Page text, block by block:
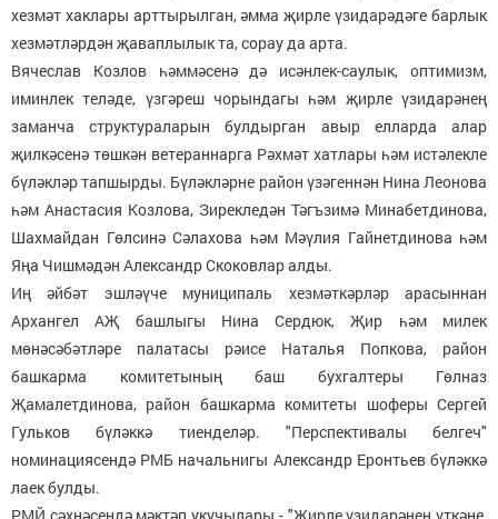
хезмәт хаклары арттырылган, әмма җирле үзидарәдәге барлык
хезмәтләрдән җаваплылык та, сорау да арта.
Вячеслав Козлов һәммәсенә дә исәнлек-саулык, оптимизм,
иминлек теләде, үзгәреш чорындагы һәм җирле үзидарәнең
заманча структураларын булдырган авыр елларда алар
җилкәсенә төшкән ветераннарга Рәхмәт хатлары һәм истәлекле
бүләкләр тапшырды. Бүләкләрне район үзәгеннән Нина Леонова
һәм Анастасия Козлова, Зирекледән Тәгъзимә Минабетдинова,
Шахмайдан Гөлсинә Сәлахова һәм Мәүлия Гайнетдинова һәм
Яңа Чишмәдән Александр Скоковлар алды.
Иң әйбәт эшләүче муниципаль хезмәткәрләр арасыннан
Архангел АҖ башлыгы Нина Сердюк, Җир һәм милек
мөнәсәбәтләре палатасы рәисе Наталья Попкова, район
башкарма комитетының баш бухгалтеры Гөлназ
Җамалетдинова, район башкарма комитеты шоферы Сергей
Гульков бүләккә тиенделәр. "Перспективалы белгеч"
номинациясендә РМБ начальнигы Александр Еронтьев бүләккә
лаек булды.